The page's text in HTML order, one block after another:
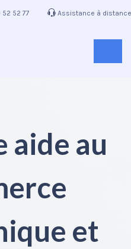
52 77 Assistance à distance
aide au
et